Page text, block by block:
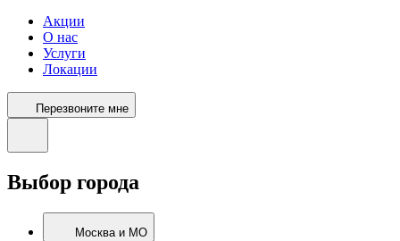
Акции
О нас
Услуги
Локации
Перезвоните мне
Выбор города
Москва и МО